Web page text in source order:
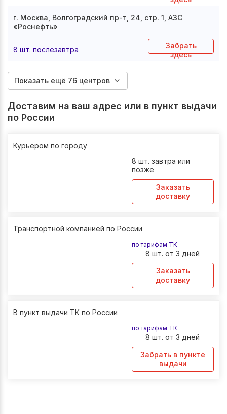
г. Москва, Волгоградский пр-т, 24, стр. 1, АЗС
«Роснефть»
8 шт. послезавтра
Забрать
здесь
Показать ещё 76 центров
Доставим на ваш адрес или в пункт выдачи
по России
Курьером по городу
8 шт. завтра или
позже
Заказать
доставку
Транспортной компанией по России
по тарифам ТК
8 шт. от 3 дней
Заказать
доставку
В пункт выдачи ТК по России
по тарифам ТК
8 шт. от 3 дней
Забрать в пункте
выдачи